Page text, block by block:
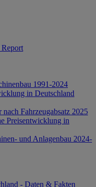
1991-2024
in Deutschland
Fahrzeugabsatz 2025
Preisentwicklung in
und Anlagenbau 2024-
- Daten & Fakten